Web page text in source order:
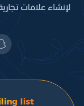
لإنشاء علامات
list